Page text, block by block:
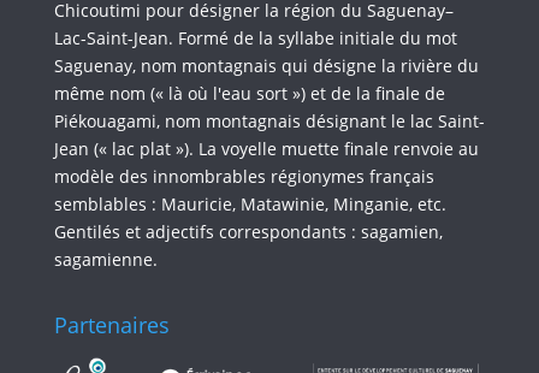
Chicoutimi pour désigner la région du Saguenay–
Lac-Saint-Jean. Formé de la syllabe initiale du mot
Saguenay, nom montagnais qui désigne la rivière du
même nom (« là où l'eau sort ») et de la finale de
Piékouagami, nom montagnais désignant le lac Saint-
Jean (« lac plat »). La voyelle muette finale renvoie au
modèle des innombrables régionymes français
semblables : Mauricie, Matawinie, Minganie, etc.
Gentilés et adjectifs correspondants : sagamien,
sagamienne.
Partenaires